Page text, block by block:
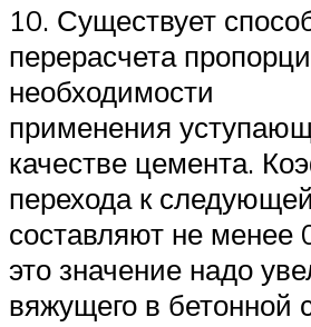
10. Существует
перерасчета
необходимости
применения
качестве цемента.
перехода к
составляют не менее
это значение надо
вяжущего в бетонной